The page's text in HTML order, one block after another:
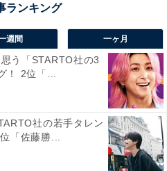
週間 一ヶ月
う「STARTO社の3
！ 2位「...
社の若手タレン
「佐藤勝...